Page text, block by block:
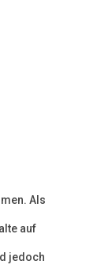
Als
auf
jedoch